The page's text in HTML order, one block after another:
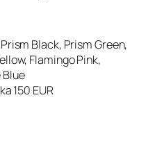
Black, Prism Green,
Flamingo Pink,
Blue
150 EUR